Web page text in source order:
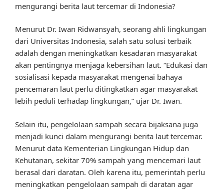
mengurangi berita laut tercemar di Indonesia?
Menurut Dr. Iwan Ridwansyah, seorang ahli lingkungan
dari Universitas Indonesia, salah satu solusi terbaik
adalah dengan meningkatkan kesadaran masyarakat
akan pentingnya menjaga kebersihan laut. “Edukasi dan
sosialisasi kepada masyarakat mengenai bahaya
pencemaran laut perlu ditingkatkan agar masyarakat
lebih peduli terhadap lingkungan,” ujar Dr. Iwan.
Selain itu, pengelolaan sampah secara bijaksana juga
menjadi kunci dalam mengurangi berita laut tercemar.
Menurut data Kementerian Lingkungan Hidup dan
Kehutanan, sekitar 70% sampah yang mencemari laut
berasal dari daratan. Oleh karena itu, pemerintah perlu
meningkatkan pengelolaan sampah di daratan agar